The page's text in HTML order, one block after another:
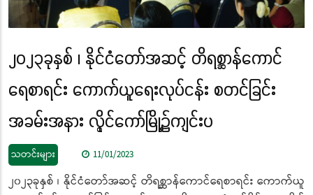
၂၀၂၃ခုနှစ် ၊ နိုင်ငံတော်အဆင့် တိရစ္ဆာန်ကောင်
ရေစာရင်း ကောက်ယူရေးလုပ်ငန်း စတင်ခြင်း
အခမ်းအနား လွိုင်ကော်မြို့၌ကျင်းပ
သတင်းများ 11/01/2023
၂၀၂၃ခုနှစ် ၊ နိုင်ငံတော်အဆင့် တိရစ္ဆာန်ကောင်ရေစာရင်း ကောက်ယူ